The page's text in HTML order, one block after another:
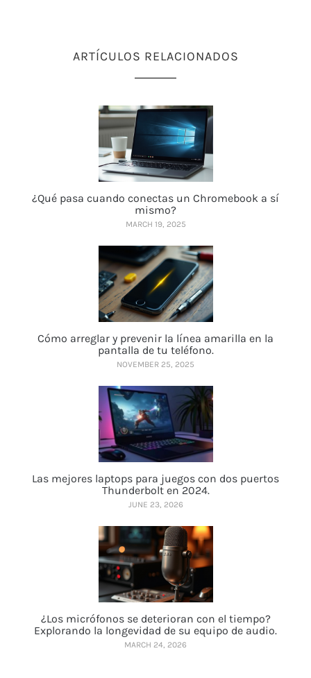
ARTÍCULOS RELACIONADOS
¿Qué pasa cuando conectas un Chromebook a sí
mismo?
MARCH 19, 2025
Cómo arreglar y prevenir la línea amarilla en la
pantalla de tu teléfono.
NOVEMBER 25, 2025
Las mejores laptops para juegos con dos puertos
Thunderbolt en 2024.
JUNE 23, 2026
¿Los micrófonos se deterioran con el tiempo?
Explorando la longevidad de su equipo de audio.
MARCH 24, 2026